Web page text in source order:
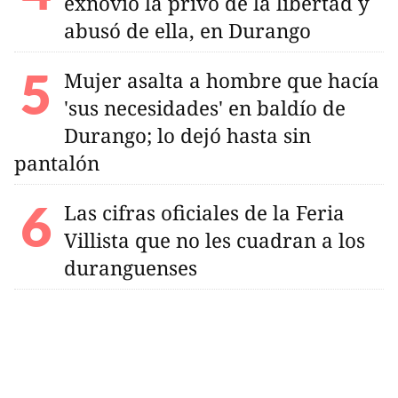
abusó de ella, en Durango
Mujer asalta a hombre que hacía
'sus necesidades' en baldío de
Durango; lo dejó hasta sin
pantalón
Las cifras oficiales de la Feria
Villista que no les cuadran a los
duranguenses